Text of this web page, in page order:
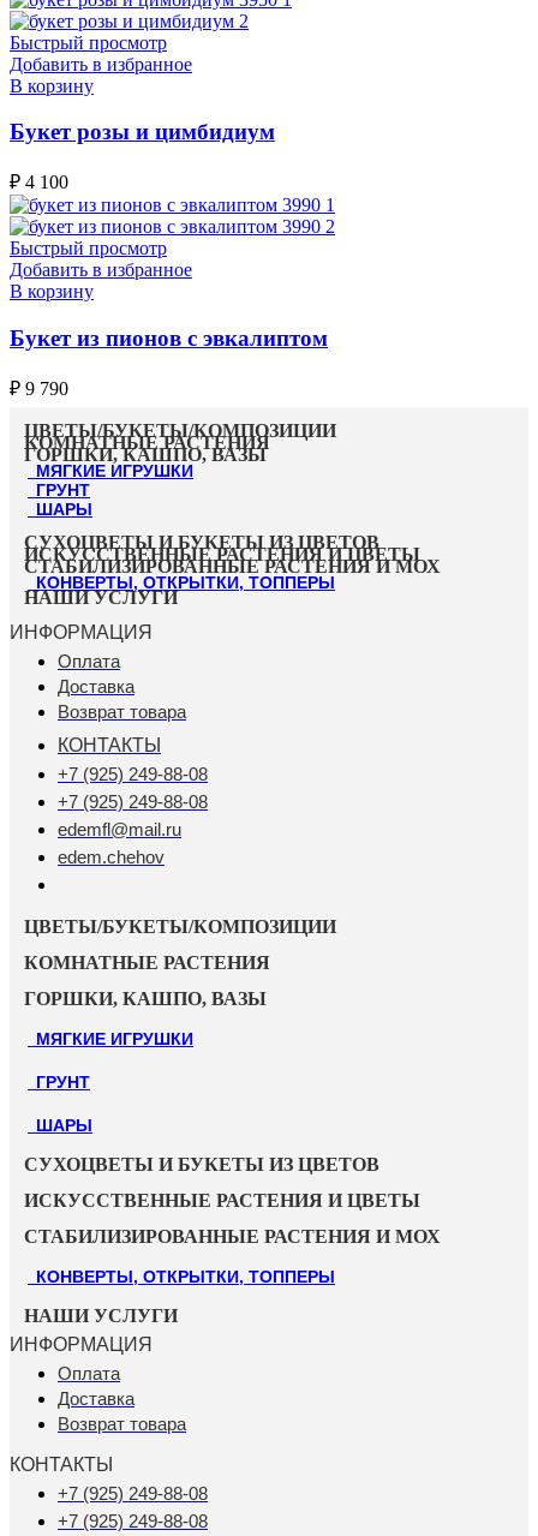
Быстрый просмотр
Добавить в избранное
В корзину
Букет розы и цимбидиум
₽ 4 100
Быстрый просмотр
Добавить в избранное
В корзину
Букет из пионов с эвкалиптом
₽ 9 790
ЦВЕТЫ/БУКЕТЫ/КОМПОЗИЦИИ
КОМНАТНЫЕ РАСТЕНИЯ
ГОРШКИ, КАШПО, ВАЗЫ
МЯГКИЕ ИГРУШКИ
ГРУНТ
ШАРЫ
СУХОЦВЕТЫ И БУКЕТЫ ИЗ ЦВЕТОВ
ИСКУССТВЕННЫЕ РАСТЕНИЯ И ЦВЕТЫ
СТАБИЛИЗИРОВАННЫЕ РАСТЕНИЯ И МОХ
КОНВЕРТЫ, ОТКРЫТКИ, ТОППЕРЫ
НАШИ УСЛУГИ
ИНФОРМАЦИЯ
Оплата
Доставка
Возврат товара
КОНТАКТЫ
+7 (925) 249-88-08
+7 (925) 249-88-08
edemfl@mail.ru
edem.chehov
ЦВЕТЫ/БУКЕТЫ/КОМПОЗИЦИИ
КОМНАТНЫЕ РАСТЕНИЯ
ГОРШКИ, КАШПО, ВАЗЫ
МЯГКИЕ ИГРУШКИ
ГРУНТ
ШАРЫ
СУХОЦВЕТЫ И БУКЕТЫ ИЗ ЦВЕТОВ
ИСКУССТВЕННЫЕ РАСТЕНИЯ И ЦВЕТЫ
СТАБИЛИЗИРОВАННЫЕ РАСТЕНИЯ И МОХ
КОНВЕРТЫ, ОТКРЫТКИ, ТОППЕРЫ
НАШИ УСЛУГИ
ИНФОРМАЦИЯ
Оплата
Доставка
Возврат товара
КОНТАКТЫ
+7 (925) 249-88-08
+7 (925) 249-88-08